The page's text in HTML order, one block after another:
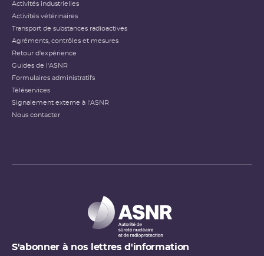
Activités industrielles
Activités vétérinaires
Transport de substances radioactives
Agréments, contrôles et mesures
Retour d'expérience
Guides de l'ASNR
Formulaires administratifs
Téléservices
Signalement externe à l'ASNR
Nous contacter
S'abonner à nos lettres d'information